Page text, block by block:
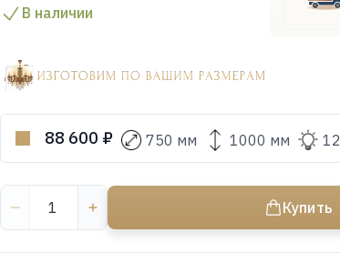
В наличии
88 600 ₽ 750 мм 1000 мм 12
Купить